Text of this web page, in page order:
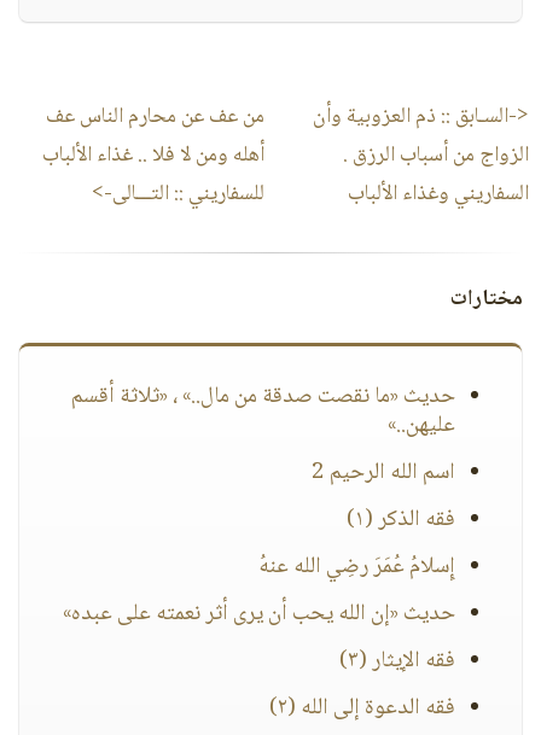
<-السـابق :: ذم العزوبية وأن
الزواج من أسباب الرزق .
السفاريني وغذاء الألباب
من عف عن محارم الناس عف
أهله ومن لا فلا .. غذاء الألباب
للسفاريني :: التـــالى->
مختارات
حديث «ما نقصت صدقة من مال..» ، «ثلاثة أقسم
عليهن..»
اسم الله الرحيم 2
فقه الذكر (١)
إِسلامُ عُمَرَ رضِي الله عنهُ
حديث «إن الله يحب أن يرى أثر نعمته على عبده»
فقه الإيثار (٣)
فقه الدعوة إلى الله (٢)